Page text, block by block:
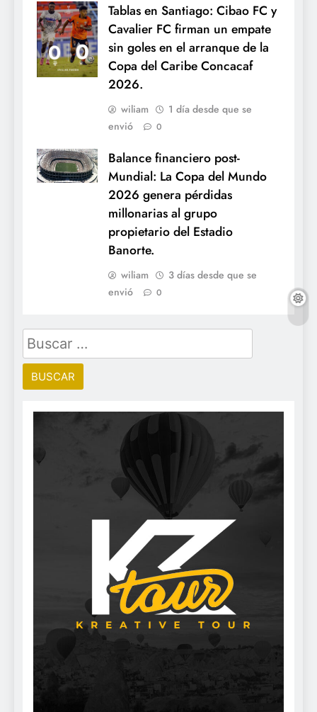
Tablas en Santiago: Cibao FC y
Cavalier FC firman un empate
sin goles en el arranque de la
Copa del Caribe Concacaf
2026.
wiliam
1 día desde que se
envió
0
Balance financiero post-
Mundial: La Copa del Mundo
2026 genera pérdidas
millonarias al grupo
propietario del Estadio
Banorte.
wiliam
3 días desde que se
envió
0
Buscar: